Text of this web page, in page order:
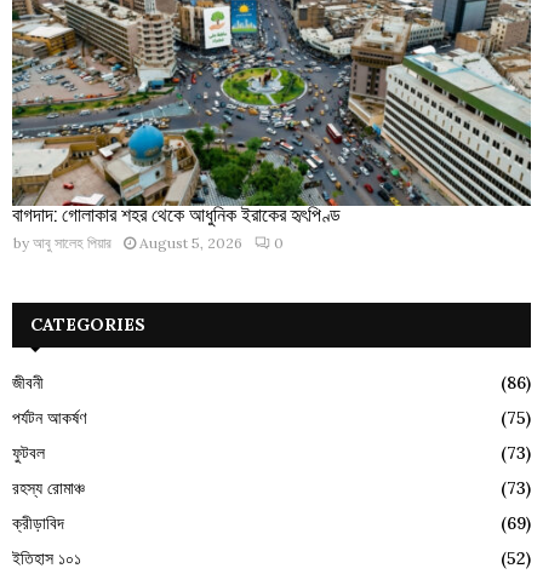
বাগদাদ: গোলাকার শহর থেকে আধুনিক ইরাকের হৃৎপিণ্ড
by আবু সালেহ পিয়ার August 5, 2026 0
CATEGORIES
জীবনী
(86)
পর্যটন আকর্ষণ
(75)
ফুটবল
(73)
রহস্য রোমাঞ্চ
(73)
ক্রীড়াবিদ
(69)
ইতিহাস ১০১
(52)